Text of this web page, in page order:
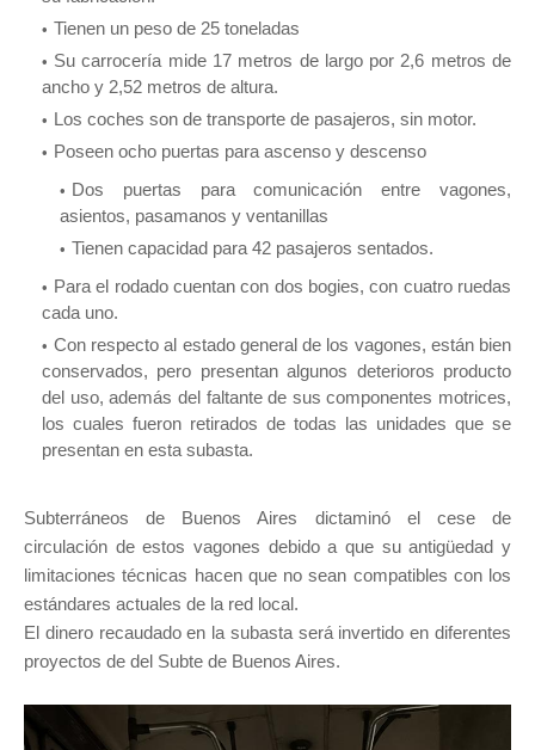
Tienen un peso de 25 toneladas
Su carrocería mide 17 metros de largo por 2,6 metros de
ancho y 2,52 metros de altura.
Los coches son de transporte de pasajeros, sin motor.
Poseen ocho puertas para ascenso y descenso
Dos puertas para comunicación entre vagones,
asientos, pasamanos y ventanillas
Tienen capacidad para 42 pasajeros sentados.
Para el rodado cuentan con dos bogies, con cuatro ruedas
cada uno.
Con respecto al estado general de los vagones, están bien
conservados, pero presentan algunos deterioros producto
del uso, además del faltante de sus componentes motrices,
los cuales fueron retirados de todas las unidades que se
presentan en esta subasta.
Subterráneos de Buenos Aires dictaminó el cese de
circulación de estos vagones debido a que su antigüedad y
limitaciones técnicas hacen que no sean compatibles con los
estándares actuales de la red local.
El dinero recaudado en la subasta será invertido en diferentes
proyectos de del Subte de Buenos Aires.